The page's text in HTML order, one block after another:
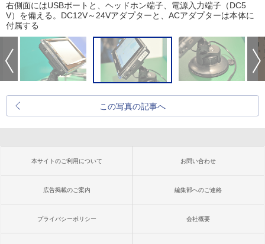
右側面にはUSBポートと、ヘッドホン端子、電源入力端子（DC5
V）を備える。DC12V～24Vアダプターと、ACアダプターは本体に
付属する
この写真の記事へ
本サイトのご利用について お問い合わせ
広告掲載のご案内 編集部へのご連絡
プライバシーポリシー 会社概要